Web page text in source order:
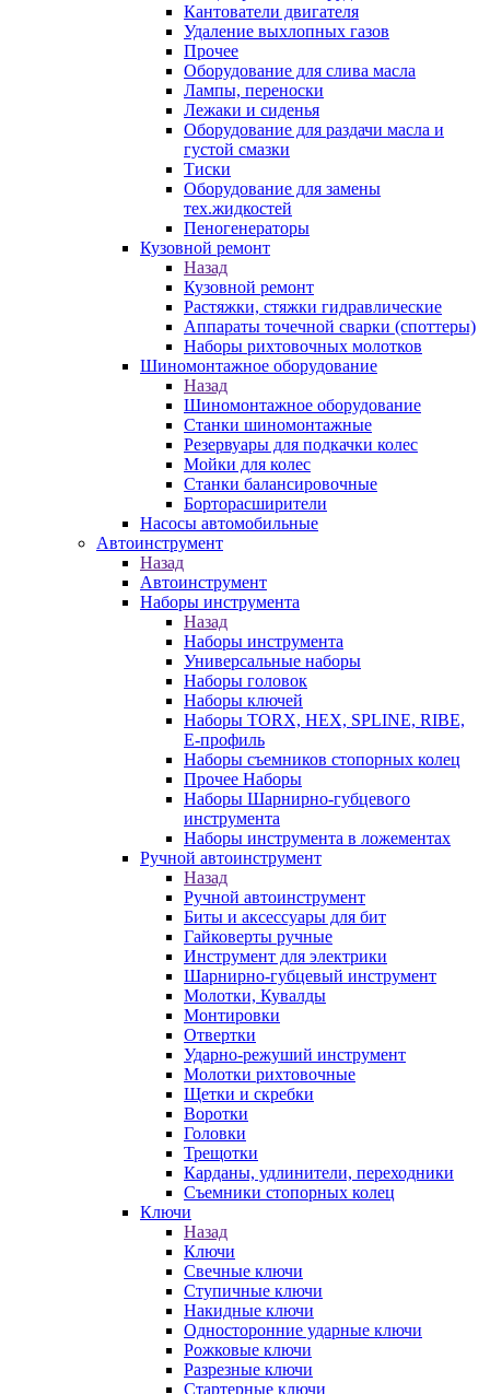
Кантователи двигателя
Удаление выхлопных газов
Прочее
Оборудование для слива масла
Лампы, переноски
Лежаки и сиденья
Оборудование для раздачи масла и
густой смазки
Тиски
Оборудование для замены
тех.жидкостей
Пеногенераторы
Кузовной ремонт
Назад
Кузовной ремонт
Растяжки, стяжки гидравлические
Аппараты точечной сварки (споттеры)
Наборы рихтовочных молотков
Шиномонтажное оборудование
Назад
Шиномонтажное оборудование
Станки шиномонтажные
Резервуары для подкачки колес
Мойки для колес
Станки балансировочные
Борторасширители
Насосы автомобильные
Автоинструмент
Назад
Автоинструмент
Наборы инструмента
Назад
Наборы инструмента
Универсальные наборы
Наборы головок
Наборы ключей
Наборы TORX, HEX, SPLINE, RIBE,
E-профиль
Наборы съемников стопорных колец
Прочее Наборы
Наборы Шарнирно-губцевого
инструмента
Наборы инструмента в ложементах
Ручной автоинструмент
Назад
Ручной автоинструмент
Биты и аксессуары для бит
Гайковерты ручные
Инструмент для электрики
Шарнирно-губцевый инструмент
Молотки, Кувалды
Монтировки
Отвертки
Ударно-режуший инструмент
Молотки рихтовочные
Щетки и скребки
Воротки
Головки
Трещотки
Карданы, удлинители, переходники
Съемники стопорных колец
Ключи
Назад
Ключи
Свечные ключи
Ступичные ключи
Накидные ключи
Односторонние ударные ключи
Рожковые ключи
Разрезные ключи
Стартерные ключи